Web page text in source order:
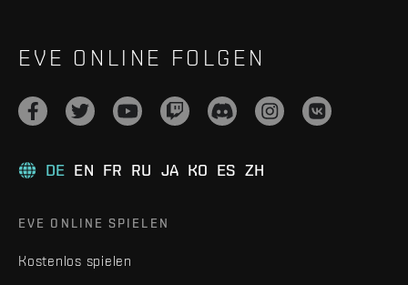
EVE ONLINE FOLGEN
DE EN FR RU JA KO ES ZH
EVE ONLINE SPIELEN
Kostenlos spielen